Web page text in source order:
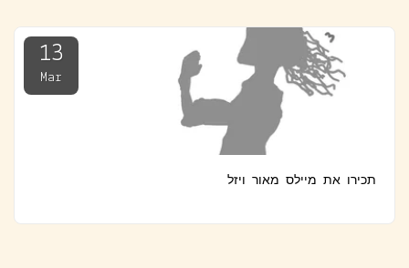
13
Mar
תכירו את מיילס מאור ויזל